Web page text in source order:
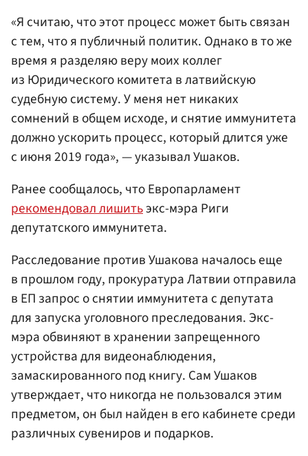
«Я считаю, что этот процесс может быть связан
с тем, что я публичный политик. Однако в то же
время я разделяю веру моих коллег
из Юридического комитета в латвийскую
судебную систему. У меня нет никаких
сомнений в общем исходе, и снятие иммунитета
должно ускорить процесс, который длится уже
с июня 2019 года», — указывал Ушаков.
Ранее сообщалось, что Европарламент
рекомендовал лишитьэкс-мэра Риги
депутатского иммунитета.
Расследование против Ушакова началось еще
в прошлом году, прокуратура Латвии отправила
в ЕП запрос о снятии иммунитета с депутата
для запуска уголовного преследования. Экс-
мэра обвиняют в хранении запрещенного
устройства для видеонаблюдения,
замаскированного под книгу. Сам Ушаков
утверждает, что никогда не пользовался этим
предметом, он был найден в его кабинете среди
различных сувениров и подарков.